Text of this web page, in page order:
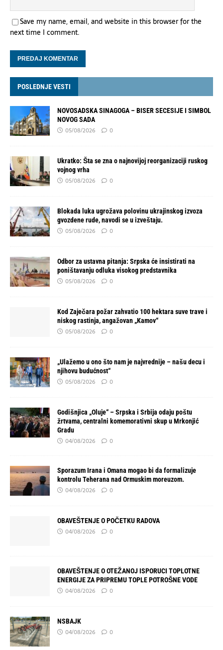
Save my name, email, and website in this browser for the
next time I comment.
POSLEDNJE VESTI
NOVOSADSKA SINAGOGA – BISER SECESIJE I SIMBOL
NOVOG SADA
05/08/2026 0
Ukratko: Šta se zna o najnovijoj reorganizaciji ruskog
vojnog vrha
05/08/2026 0
Blokada luka ugrožava polovinu ukrajinskog izvoza
gvozdene rude, navodi se u izveštaju.
05/08/2026 0
Odbor za ustavna pitanja: Srpska će insistirati na
poništavanju odluka visokog predstavnika
05/08/2026 0
Kod Zaječara požar zahvatio 100 hektara suve trave i
niskog rastinja, angažovan „Kamov“
05/08/2026 0
„Ulažemo u ono što nam je najvrednije – našu decu i
njihovu budućnost“
05/08/2026 0
Godišnjica „Oluje“ – Srpska i Srbija odaju poštu
žrtvama, centralni komemorativni skup u Mrkonjić
Gradu
04/08/2026 0
Sporazum Irana i Omana mogao bi da formalizuje
kontrolu Teherana nad Ormuskim moreuzom.
04/08/2026 0
OBAVEŠTENJE O POČETKU RADOVA
04/08/2026 0
OBAVEŠTENJE O OTEŽANOJ ISPORUCI TOPLOTNE
ENERGIJE ZA PRIPREMU TOPLE POTROŠNE VODE
04/08/2026 0
NSBAJK
04/08/2026 0